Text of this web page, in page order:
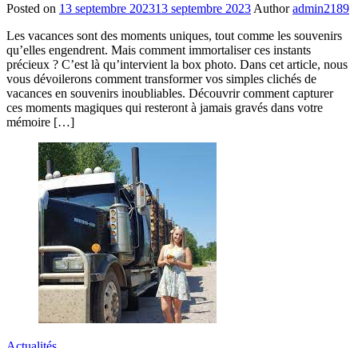
Posted on 13 septembre 202313 septembre 2023 Author admin2189
Les vacances sont des moments uniques, tout comme les souvenirs
qu’elles engendrent. Mais comment immortaliser ces instants
précieux ? C’est là qu’intervient la box photo. Dans cet article, nous
vous dévoilerons comment transformer vos simples clichés de
vacances en souvenirs inoubliables. Découvrir comment capturer
ces moments magiques qui resteront à jamais gravés dans votre
mémoire […]